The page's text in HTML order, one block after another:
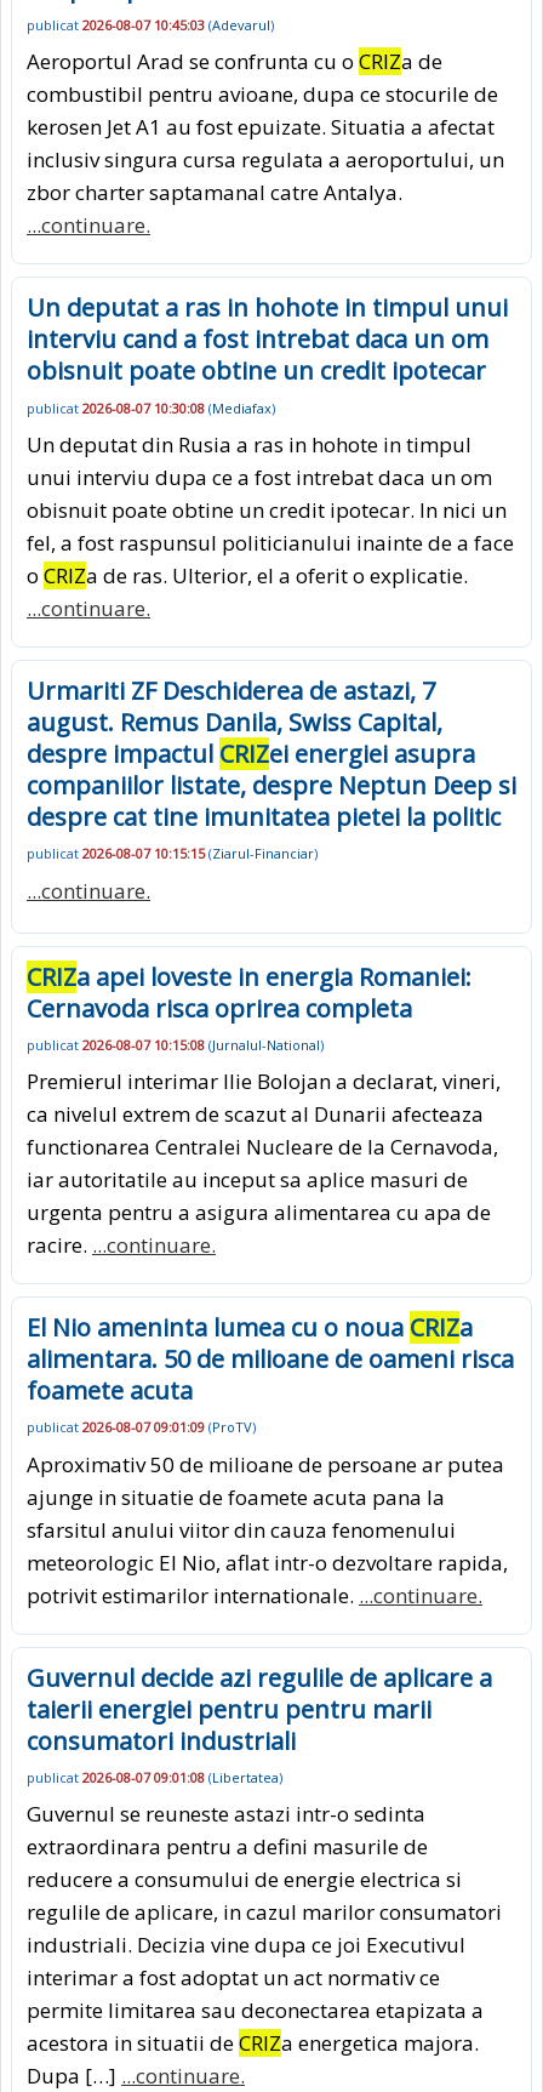
publicat 2026-08-07 10:45:03 (Adevarul)
Aeroportul Arad se confrunta cu o CRIZa de
combustibil pentru avioane, dupa ce stocurile de
kerosen Jet A1 au fost epuizate. Situatia a afectat
inclusiv singura cursa regulata a aeroportului, un
zbor charter saptamanal catre Antalya.
...continuare.
Un deputat a ras in hohote in timpul unui
interviu cand a fost intrebat daca un om
obisnuit poate obtine un credit ipotecar
publicat 2026-08-07 10:30:08 (Mediafax)
Un deputat din Rusia a ras in hohote in timpul
unui interviu dupa ce a fost intrebat daca un om
obisnuit poate obtine un credit ipotecar. In nici un
fel, a fost raspunsul politicianului inainte de a face
o CRIZa de ras. Ulterior, el a oferit o explicatie.
...continuare.
Urmariti ZF Deschiderea de astazi, 7
august. Remus Danila, Swiss Capital,
despre impactul CRIZei energiei asupra
companiilor listate, despre Neptun Deep si
despre cat tine imunitatea pietei la politic
publicat 2026-08-07 10:15:15(Ziarul-Financiar)
...continuare.
CRIZa apei loveste in energia Romaniei:
Cernavoda risca oprirea completa
publicat 2026-08-07 10:15:08 (Jurnalul-National)
Premierul interimar Ilie Bolojan a declarat, vineri,
ca nivelul extrem de scazut al Dunarii afecteaza
functionarea Centralei Nucleare de la Cernavoda,
iar autoritatile au inceput sa aplice masuri de
urgenta pentru a asigura alimentarea cu apa de
racire. ...continuare.
El Nio ameninta lumea cu o noua CRIZa
alimentara. 50 de milioane de oameni risca
foamete acuta
publicat 2026-08-07 09:01:09 (ProTV)
Aproximativ 50 de milioane de persoane ar putea
ajunge in situatie de foamete acuta pana la
sfarsitul anului viitor din cauza fenomenului
meteorologic El Nio, aflat intr-o dezvoltare rapida,
potrivit estimarilor internationale. ...continuare.
Guvernul decide azi regulile de aplicare a
taierii energiei pentru pentru marii
consumatori industriali
publicat 2026-08-07 09:01:08 (Libertatea)
Guvernul se reuneste astazi intr-o sedinta
extraordinara pentru a defini masurile de
reducere a consumului de energie electrica si
regulile de aplicare, in cazul marilor consumatori
industriali. Decizia vine dupa ce joi Executivul
interimar a fost adoptat un act normativ ce
permite limitarea sau deconectarea etapizata a
acestora in situatii deCRIZa energetica majora.
Dupa […] ...continuare.